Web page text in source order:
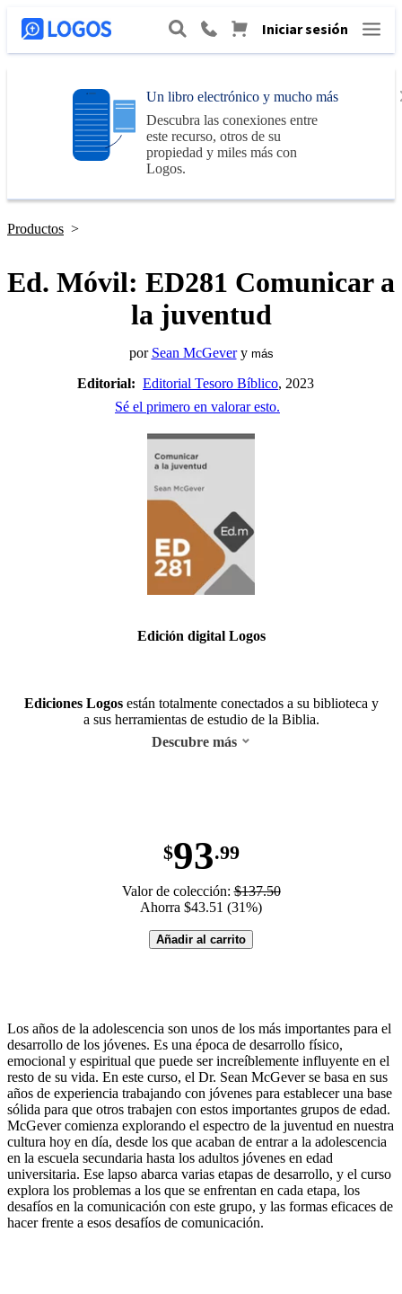
Iniciar sesión
Un libro electrónico y mucho más
Descubra las conexiones entre
este recurso, otros de su
propiedad y miles más con
Logos.
Productos >
Ed. Móvil: ED281 Comunicar a
la juventud
por Sean McGever y más
Editorial: Editorial Tesoro Bíblico, 2023
Sé el primero en valorar esto.
Edición digital Logos
Ediciones Logosestán totalmente conectados a su biblioteca y
a sus herramientas de estudio de la Biblia.
Descubre más
$93.99
Valor de colección:$137.50
Ahorra $43.51 (31%)
Añadir al carrito
Los años de la adolescencia son unos de los más importantes para el
desarrollo de los jóvenes. Es una época de desarrollo físico,
emocional y espiritual que puede ser increíblemente influyente en el
resto de su vida. En este curso, el Dr. Sean McGever se basa en sus
años de experiencia trabajando con jóvenes para establecer una base
sólida para que otros trabajen con estos importantes grupos de edad.
McGever comienza explorando el espectro de la juventud en nuestra
cultura hoy en día, desde los que acaban de entrar a la adolescencia
en la escuela secundaria hasta los adultos jóvenes en edad
universitaria. Ese lapso abarca varias etapas de desarrollo, y el curso
explora los problemas a los que se enfrentan en cada etapa, los
desafíos en la comunicación con este grupo, y las formas eficaces de
hacer frente a esos desafíos de comunicación.